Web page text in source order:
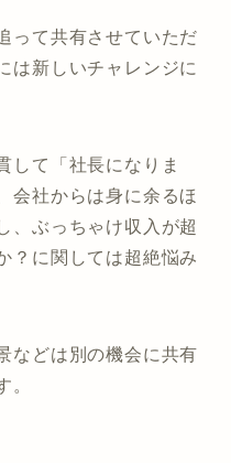
って共有させていただ
は新しいチャレンジに
して「社長になりま
会社からは身に余るほ
、ぶっちゃけ収入が超
？に関しては超絶悩み
などは別の機会に共有
。